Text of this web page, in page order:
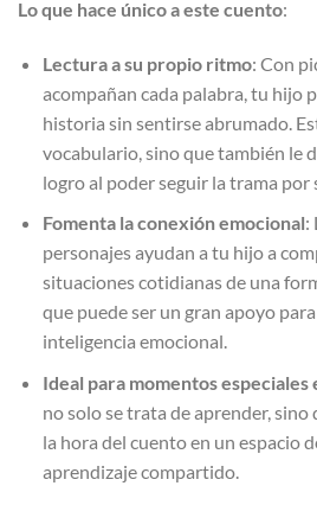
Lo que hace único a este cuento:
Lectura a su propio ritmo: Con
acompañan cada palabra, tu hijo
historia sin sentirse abrumado.
vocabulario, sino que también le
logro al poder seguir la trama por
Fomenta la conexión emocional:
personajes ayudan a tu hijo a
situaciones cotidianas de una
que puede ser un gran apoyo
inteligencia emocional.
Ideal para momentos especiales
no solo se trata de aprender,
la hora del cuento en un espacio
aprendizaje compartido.